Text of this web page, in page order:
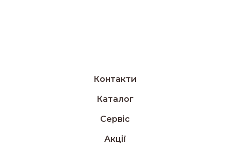
Контакти
Каталог
Сервіс
Акції